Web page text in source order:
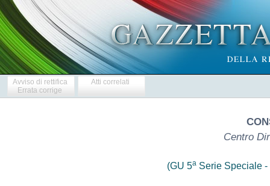
Avviso di rettifica
Errata corrige
Atti correlati
Centro
(GU 5aSerie Speciale -